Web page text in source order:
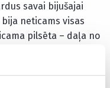
savai bijušajai
bija neticams visas
pilsēta – daļa no